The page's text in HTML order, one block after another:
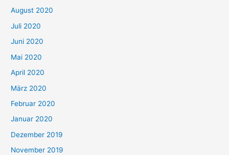
August 2020
Juli 2020
Juni 2020
Mai 2020
April 2020
März 2020
Februar 2020
Januar 2020
Dezember 2019
November 2019